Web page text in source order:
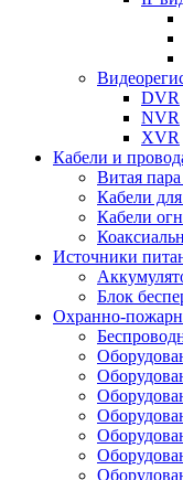
DVR
NVR
XVR
Кабели и
Витая
Кабели
Кабели
Источники
Блок
Охранно-